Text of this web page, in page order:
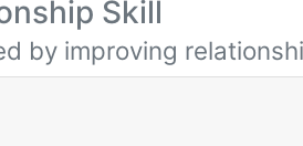
Skill
by improving